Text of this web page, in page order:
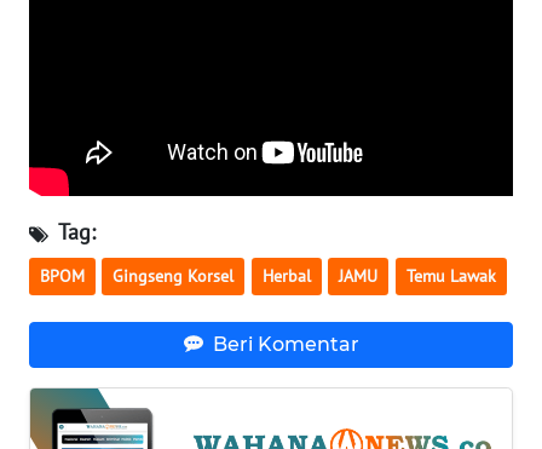
Tag:
BPOM Gingseng Korsel Herbal JAMU Temu Lawak
Beri Komentar
WN
WN
SUMBAR
WN
SUMSEL